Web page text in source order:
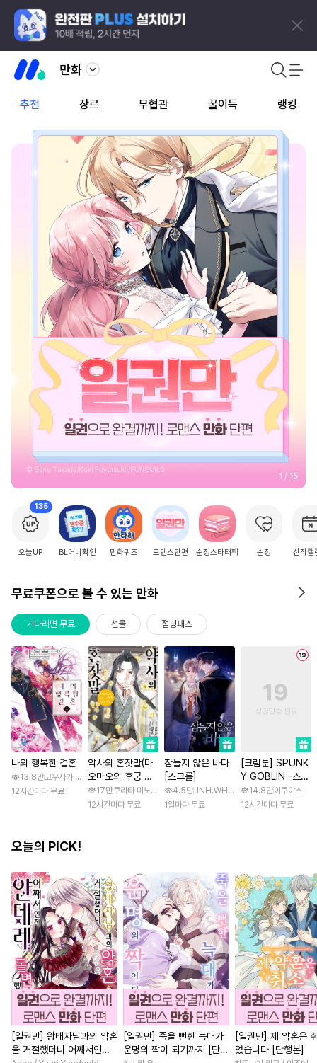
만화
추천 장르 무협관 꿀이득 랭킹
2 / 15
135
오늘UP BL머니확인 만화퀴즈 로맨스단편 순정스타터팩 순정 신작캘
무료쿠폰으로 볼 수 있는 만화
기다리면 무료 선물 점핑패스
나의 행복한 결혼
13.8만코우사카 리토 / 아기토기 아쿠미
12시간마다 무료
약사의 혼잣말(마
오마오의 후궁 수
수께끼 풀이수첩)
17만쿠라타 미노지 / 휴우가 나츠
12시간마다 무료
잠들지 않은 바다
[스크롤]
4.5만JNH.WH Studio / Lasso
1일마다 무료
[크림툰] SPUNK
Y GOBLIN -스펑
키 고블린- [스크
롤]
14.8만이쿠야스
12시간마다 무료
오늘의 PICK!
[일권만] 왕태자님과의 약혼
을 거절했더니 어째서인지
[일권만] 죽을 뻔한 늑대가
운명의 짝이 되기까지 [단행
[일권만] 제 약혼은
었습니다 [단행본]